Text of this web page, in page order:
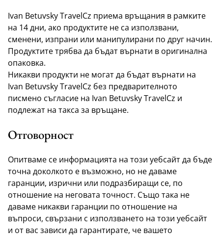
Ivan Betuvsky TravelCz приема връщания в рамките
на 14 дни, ако продуктите не са използвани,
сменени, изпрани или манипулирани по друг начин.
Продуктите трябва да бъдат върнати в оригинална
опаковка.
Никакви продукти не могат да бъдат върнати на
Ivan Betuvsky TravelCz без предварителното
писмено съгласие на Ivan Betuvsky TravelCz и
подлежат на такса за връщане.
Отговорност
Опитваме се информацията на този уебсайт да бъде
точна доколкото е възможно, но не даваме
гаранции, изрични или подразбиращи се, по
отношение на неговата точност. Също така не
даваме никакви гаранции по отношение на
въпроси, свързани с използването на този уебсайт
и от вас зависи да гарантирате, че вашето